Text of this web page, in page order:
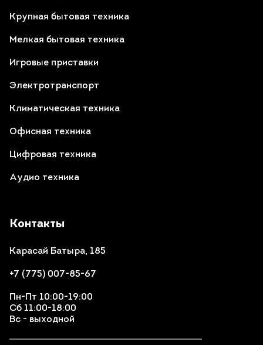
Контакты
Карасай Батыра, 185
+7 (775) 007-85-67
Пн-Пт 10:00-19:00
Сб 11:00-18:00
Вс - выходной
Крупная бытовая техника
Мелкая бытовая техника
Игровые приставки
Электротранспорт
Климатическая техника
Офисная техника
Цифровая техника
Аудио техника